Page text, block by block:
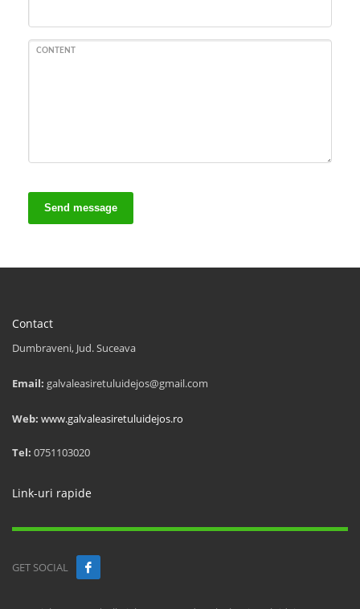
CONTENT
Send message
Contact
Dumbraveni, Jud. Suceava
Email: galvaleasiretuluidejos@gmail.com
Web: www.galvaleasiretuluidejos.ro
Tel: 0751103020
Link-uri rapide
GET SOCIAL